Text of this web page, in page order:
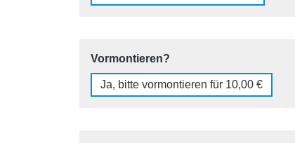
Vormontieren?
Ja, bitte vormontieren für 10,00 €